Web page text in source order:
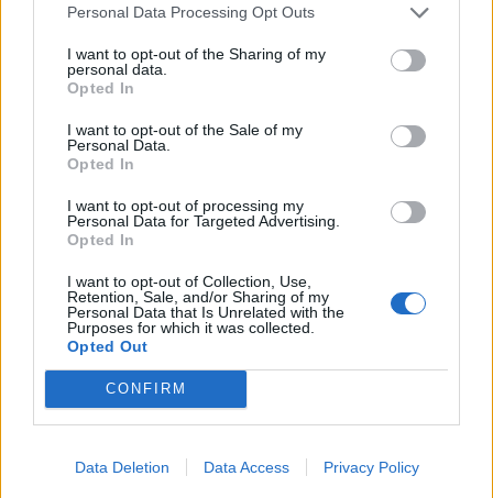
Personal Data Processing Opt Outs
I want to opt-out of the Sharing of my
personal data.
Opted In
I want to opt-out of the Sale of my
Personal Data.
Opted In
I want to opt-out of processing my
Personal Data for Targeted Advertising.
Opted In
I want to opt-out of Collection, Use,
Retention, Sale, and/or Sharing of my
Personal Data that Is Unrelated with the
Purposes for which it was collected.
Opted Out
CONFIRM
Data Deletion Data Access Privacy Policy
ανθρώπινων συναισθημάτων που τίθενται υπό
εξαφάνιση.